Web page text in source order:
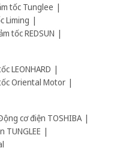
tốc Tunglee
Liming
tốc REDSUN
LEONHARD
Oriental Motor
cơ điện TOSHIBA
TUNGLEE